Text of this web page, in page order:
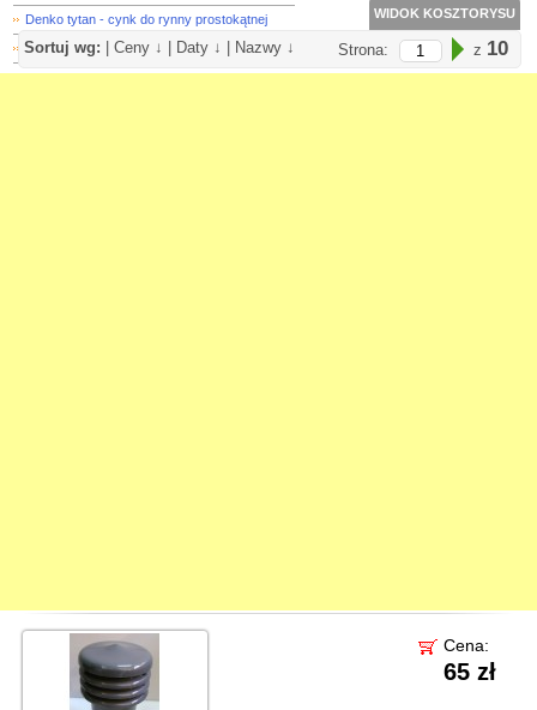
Denko tytan - cynk do rynny prostokątnej
Kołnierz uszczelniający Master Flash 6 ś
WIDOK KOSZTORYSU
Sortuj wg: |Ceny ↓ Daty ↓ Nazwy ↓ Strona: z 10
Cena:
65 zł